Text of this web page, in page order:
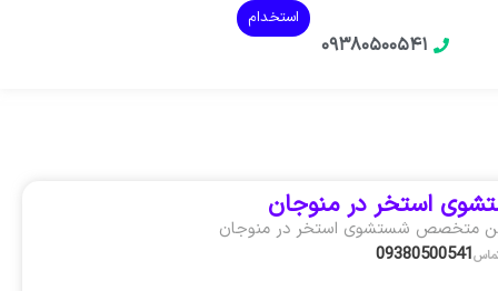
۰۹۳۸۰۵۰۰۵۴۱
استخدام
استخر در منوجان
متخصص شستشوی استخر در منوجان
09380500541